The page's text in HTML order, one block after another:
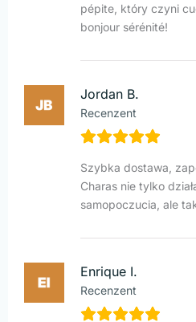
pépite, który czyni
bonjour sérénité!
Jordan B.
Recenzent
Szybka dostawa,
Charas nie tylko
samopoczucia, ale
Enrique I.
Recenzent